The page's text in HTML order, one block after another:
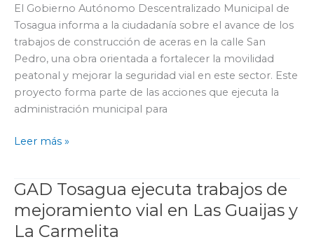
El Gobierno Autónomo Descentralizado Municipal de
Tosagua informa a la ciudadanía sobre el avance de los
trabajos de construcción de aceras en la calle San
Pedro, una obra orientada a fortalecer la movilidad
peatonal y mejorar la seguridad vial en este sector. Este
proyecto forma parte de las acciones que ejecuta la
administración municipal para
calle
San
Pedro
para
mejorar
la
seguridad
Leer más »
GAD Tosagua ejecuta trabajos de
mejoramiento vial en Las Guaijas y
La Carmelita
GAD
Tosagua
ejecuta
trabajos